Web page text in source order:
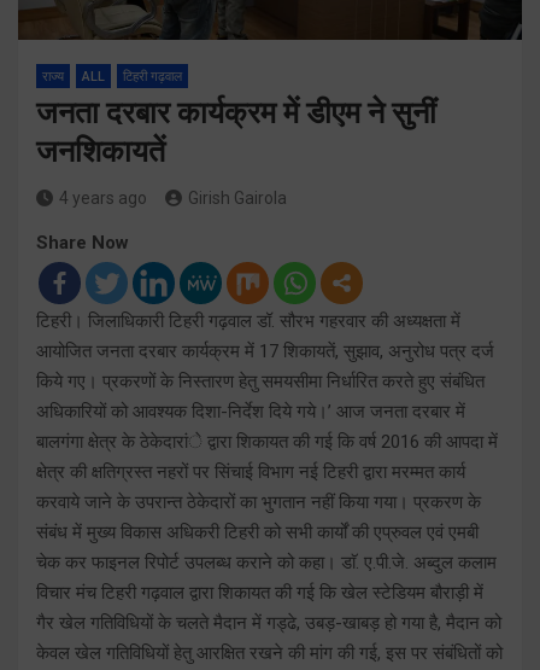
राज्य ALL टिहरी गढ़वाल
जनता दरबार कार्यक्रम में डीएम ने सुनीं
जनशिकायतें
4 years ago Girish Gairola
Share Now
टिहरी। जिलाधिकारी टिहरी गढ़वाल डॉ. सौरभ गहरवार की अध्यक्षता में
आयोजित जनता दरबार कार्यक्रम में 17 शिकायतें, सुझाव, अनुरोध पत्र दर्ज
किये गए। प्रकरणों के निस्तारण हेतु समयसीमा निर्धारित करते हुए संबंधित
अधिकारियों को आवश्यक दिशा-निर्देश दिये गये।’ आज जनता दरबार में
बालगंगा क्षेत्र के ठेकेदारांे द्वारा शिकायत की गई कि वर्ष 2016 की आपदा में
क्षेत्र की क्षतिग्रस्त नहरों पर सिंचाई विभाग नई टिहरी द्वारा मरम्मत कार्य
करवाये जाने के उपरान्त ठेकेदारों का भुगतान नहीं किया गया। प्रकरण के
संबंध में मुख्य विकास अधिकरी टिहरी को सभी कार्यों की एप्रुवल एवं एमबी
चेक कर फाइनल रिपोर्ट उपलब्ध कराने को कहा। डाॅ. ए.पी.जे. अब्दुल कलाम
विचार मंच टिहरी गढ़वाल द्वारा शिकायत की गई कि खेल स्टेडियम बौराड़ी में
गैर खेल गतिविधियों के चलते मैदान में गड्ढे, उबड़-खाबड़ हो गया है, मैदान को
केवल खेल गतिविधियों हेतु आरक्षित रखने की मांग की गई, इस पर संबंधितों को